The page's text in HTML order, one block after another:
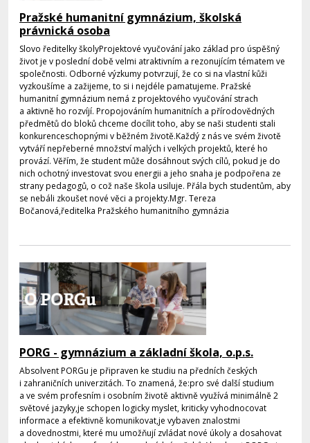
Pražské humanitní gymnázium, školská
právnická osoba
Slovo ředitelky školyProjektové vyučování jako základ pro úspěšný
život je v poslední době velmi atraktivním a rezonujícím tématem ve
společnosti. Odborné výzkumy potvrzují, že co si na vlastní kůži
vyzkoušíme a zažijeme, to si i nejdéle pamatujeme. Pražské
humanitní gymnázium nemá z projektového vyučování strach
a aktivně ho rozvíjí. Propojováním humanitních a přírodovědných
předmětů do bloků chceme docílit toho, aby se naši studenti stali
konkurenceschopnými v běžném životě.Každý z nás ve svém životě
vytváří nepřeberné množství malých i velkých projektů, které ho
provází. Věřím, že student může dosáhnout svých cílů, pokud je do
nich ochotný investovat svou energii a jeho snaha je podpořena ze
strany pedagogů, o což naše škola usiluje. Přála bych studentům, aby
se nebáli zkoušet nové věci a projekty.Mgr. Tereza
Bočanová,ředitelka Pražského humanitního gymnázia
PORG - gymnázium a základní škola, o.p.s.
Absolvent PORGu je připraven ke studiu na předních českých
i zahraničních univerzitách. To znamená, že:pro své další studium
a ve svém profesním i osobním životě aktivně využívá minimálně 2
světové jazyky,je schopen logicky myslet, kriticky vyhodnocovat
informace a efektivně komunikovat,je vybaven znalostmi
a dovednostmi, které mu umožňují zvládat nové úkoly a dosahovat